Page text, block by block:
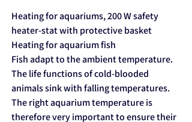
Heating for aquariums, 200 W safety
heater-stat with protective basket
Heating for aquarium fish
Fish adapt to the ambient temperature.
The life functions of cold-blooded
animals sink with falling temperatures.
The right aquarium temperature is
therefore very important to ensure their